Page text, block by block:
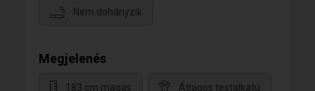
Nem dohányzik
Megjelenés
183 cm magas Átlagos testalkatú